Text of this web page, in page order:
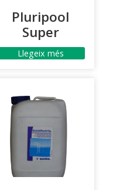
Pluripool
Super
Llegeix més